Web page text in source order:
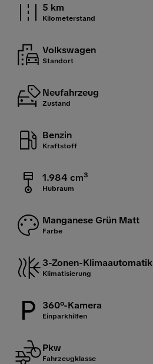
5 km
Kilometerstand
Volkswagen
Standort
Neufahrzeug
Zustand
Benzin
Kraftstoff
1.984 cm3
Hubraum
Manganese Grün Matt
Farbe
3-Zonen-Klimaautomatik
Klimatisierung
360°-Kamera
Einparkhilfen
Pkw
Fahrzeugklasse